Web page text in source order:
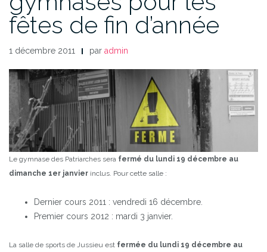
fêtes de fin d’année
1 décembre 2011 par admin
Le gymnase des Patriarches sera fermé du lundi 19 décembre au
dimanche 1er janvier inclus. Pour cette salle :
Dernier cours 2011 : vendredi 16 décembre.
Premier cours 2012 : mardi 3 janvier.
La salle de sports de Jussieu est fermée du lundi 19 décembre au